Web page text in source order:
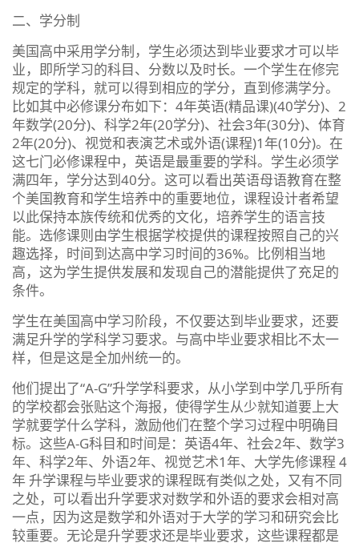
二、学分制
美国高中采用学分制，学生必须达到毕业要求才可以毕
业，即所学习的科目、分数以及时长。一个学生在修完
规定的学科，就可以得到相应的学分，直到修满学分。
比如其中必修课分布如下：4年英语(精品课)(40学分)、2
年数学(20分)、科学2年(20学分)、社会3年(30分)、体育
2年(20分)、视觉和表演艺术或外语(课程)1年(10分)。在
这七门必修课程中，英语是最重要的学科。学生必须学
满四年，学分达到40分。这可以看出英语母语教育在整
个美国教育和学生培养中的重要地位，课程设计者希望
以此保持本族传统和优秀的文化，培养学生的语言技
能。选修课则由学生根据学校提供的课程按照自己的兴
趣选择，时间到达高中学习时间的36%。比例相当地
高，这为学生提供发展和发现自己的潜能提供了充足的
条件。
学生在美国高中学习阶段，不仅要达到毕业要求，还要
满足升学的学科学习要求。与高中毕业要求相比不太一
样，但是这是全加州统一的。
他们提出了“A-G”升学学科要求，从小学到中学几乎所有
的学校都会张贴这个海报，使得学生从少就知道要上大
学就要学什么学科，激励他们在整个学习过程中明确目
标。这些A-G科目和时间是：英语4年、社会2年、数学3
年、科学2年、外语2年、视觉艺术1年、大学先修课程 4
年 升学课程与毕业要求的课程既有类似之处，又有不同
之处，可以看出升学要求对数学和外语的要求会相对高
一点，因为这是数学和外语对于大学的学习和研究会比
较重要。无论是升学要求还是毕业要求，这些课程都是